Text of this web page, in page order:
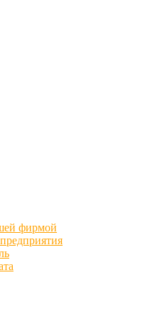
фирмой